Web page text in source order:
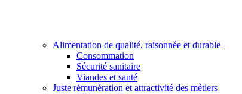
Alimentation de qualité, raisonnée et durable
Consommation
Sécurité sanitaire
Viandes et santé
Juste rémunération et attractivité des métiers